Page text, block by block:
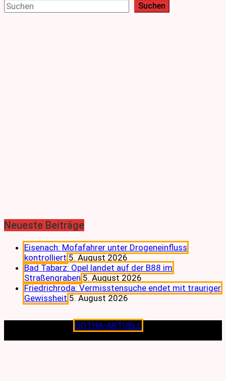
Suchen
Neueste Beiträge
Eisenach: Mofafahrer unter Drogeneinfluss
kontrolliert 5. August 2026
Bad Tabarz: Opel landet auf der B88 im
Straßengraben 5. August 2026
Friedrichroda: Vermisstensuche endet mit trauriger
Gewissheit 5. August 2026
GOTHA-AKTUELL
Lokalen verpflichtet.